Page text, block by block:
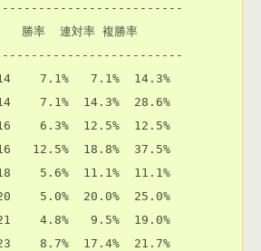
勝率  連対率 複勝率
7.1%   7.1%  14.3%
7.1%  14.3%  28.6%
6.3%  12.5%  12.5%
12.5%  18.8%  37.5%
5.6%  11.1%  11.1%
5.0%  20.0%  25.0%
4.8%   9.5%  19.0%
8.7%  17.4%  21.7%